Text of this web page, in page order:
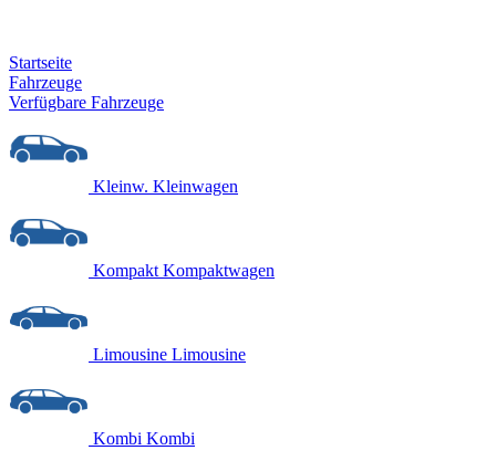
Startseite
Fahrzeuge
Verfügbare Fahrzeuge
Kleinw. Kleinwagen
Kompakt Kompaktwagen
Limousine Limousine
Kombi Kombi